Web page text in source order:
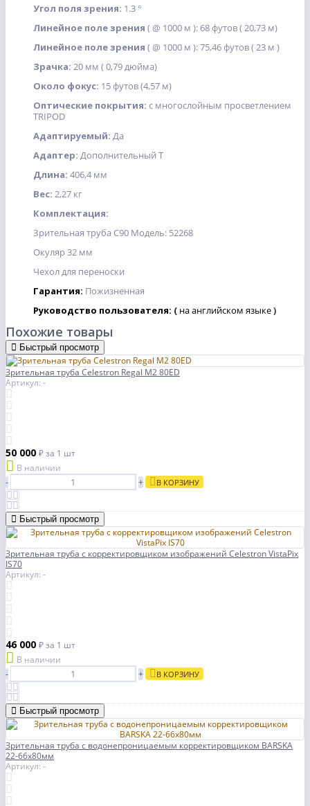
Угол поля зрения: 1.3 °
Линейное поле зрения ( @ 1000 м ): 68 футов ( 20,73 м)
Линейное поле зрения ( @ 1000 м ): 75,46 футов ( 23 м )
Зрачка: 20 мм ( 0,79 дюйма)
Около фокус: 15 футов (4,57 м)
Оптические покрытия: с многослойным просветлением
TRIPOD
Адаптируемый: Да
Адаптер: Дополнительный Т
Длина: 406,4 мм
Вес: 2,27 кг
Комплектация:
Зрительная труба C90 Модель: 52268
Окуляр 32 мм
Чехол для переноски
Гарантия: Пожизненная
Руководство пользователя: ( на английском языке)
Похожие товары
Быстрый просмотр
Зрительная труба Celestron Regal М2 80ED
Артикул: -
50 000 ₽за 1 шт
В наличии
-
+ В КОРЗИНУ
Быстрый просмотр
Зрительная труба с корректировщиком изображений Celestron VistaPix
IS70
Артикул: -
46 000 ₽за 1 шт
В наличии
-
+ В КОРЗИНУ
Быстрый просмотр
Зрительная труба с водонепроницаемым корректировщиком BARSKA
22-66х80мм
Артикул: -